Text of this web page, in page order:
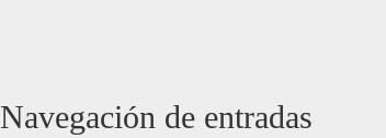
Navegación de entradas